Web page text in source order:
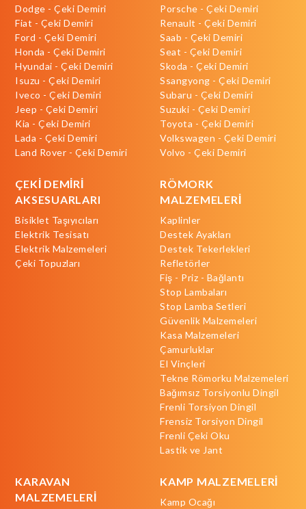
Dodge - Çeki Demiri
Fiat - Çeki Demiri
Ford - Çeki Demiri
Honda - Çeki Demiri
Hyundai - Çeki Demiri
Isuzu - Çeki Demiri
Iveco - Çeki Demiri
Jeep - Çeki Demiri
Kia - Çeki Demiri
Lada - Çeki Demiri
Land Rover - Çeki Demiri
Porsche - Çeki Demiri
Renault - Çeki Demiri
Saab - Çeki Demiri
Seat - Çeki Demiri
Skoda - Çeki Demiri
Ssangyong - Çeki Demiri
Subaru - Çeki Demiri
Suzuki - Çeki Demiri
Toyota - Çeki Demiri
Volkswagen - Çeki Demiri
Volvo - Çeki Demiri
ÇEKİ DEMİRİ
AKSESUARLARI
Bisiklet Taşıyıcıları
Elektrik Tesisatı
Elektrik Malzemeleri
Çeki Topuzları
RÖMORK
MALZEMELERİ
Kaplinler
Destek Ayakları
Destek Tekerlekleri
Refletörler
Fiş - Priz - Bağlantı
Stop Lambaları
Stop Lamba Setleri
Güvenlik Malzemeleri
Kasa Malzemeleri
Çamurluklar
El Vinçleri
Tekne Römorku Malzemeleri
Bağımsız Torsiyonlu Dingil
Frenli Torsiyon Dingil
Frensiz Torsiyon Dingil
Frenli Çeki Oku
Lastik ve Jant
KARAVAN
MALZEMELERİ
KAMP MALZEMELERİ
Kamp Ocağı